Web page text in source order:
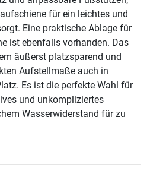
für ein leichtes und
Eine praktische Ablage für
ist ebenfalls vorhanden. Das
äußerst platzsparend und
Aufstellmaße auch in
Es ist die perfekte Wahl für
und unkompliziertes
Wasserwiderstand für zu